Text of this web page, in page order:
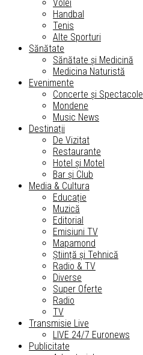
Volei
Handbal
Tenis
Alte Sporturi
Sănătate
Sănătate și Medicină
Medicina Naturistă
Evenimente
Concerte și Spectacole
Mondene
Music News
Destinații
De Vizitat
Restaurante
Hotel și Motel
Bar și Club
Media & Cultura
Educație
Muzică
Editorial
Emisiuni TV
Mapamond
Știință și Tehnică
Radio & TV
Diverse
Super Oferte
Radio
TV
Transmisie Live
LIVE 24/7 Euronews
Publicitate